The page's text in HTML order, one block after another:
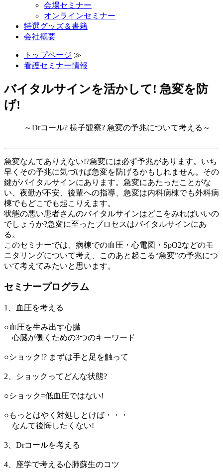
会場セミナー
オンラインセミナー
特選グッズ＆書籍
会社概要
トップページ ≫
看護セミナー情報
バイタルサインを活かして! 急変を防
げ!
～Drコール? 様子観察? 急変の予兆について考える～
急変なんてありえない!?急変には必ず予兆があります。いち
早くその予兆に気づけば急変を防げるかもしれません。その
鍵がバイタルサインにあります。急変にあたったことがな
い、夜勤が不安、後輩への指導、急変は内科病棟でも外科病
棟でもどこでも起こりえます。
状態の悪い患者さんのバイタルサインはどこをみればいいの
でしょうか?急変に至ったプロセスはバイタルサインにあ
る。
このセミナーでは、病棟での血圧・心電図・SpO2などのモ
ニタリングについて考え、このあと起こる“急変”の予兆につ
いて考えてみたいと思います。
セミナープログラム
1、血圧を考える
○血圧を生み出す心臓
心臓が働くための3つのキーワード
○ショック!? まずは手と足を触って
2、ショックってどんな状態?
○ショック=低血圧ではない!
○もっとはやく対処しとけば・・・
なんて後悔したくない!
3、Drコールを考える
4、座学で考える心肺蘇生のコツ